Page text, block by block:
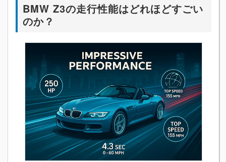
BMW Z3の走行性能はどれほどすごい
のか？